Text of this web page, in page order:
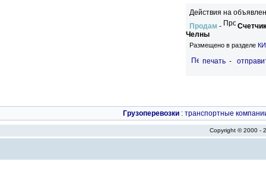
Действия на
Продам -
Челны
Размещено в разделе
печать -
Грузоперевозки : транспортные
Copyright © 2000 -